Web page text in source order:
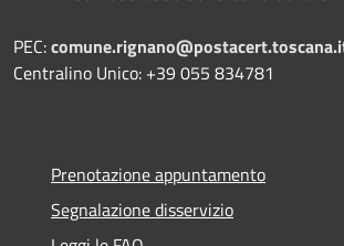
PEC:
Centralino Unico: +39 055 834781
Prenotazione appuntamento
Segnalazione disservizio